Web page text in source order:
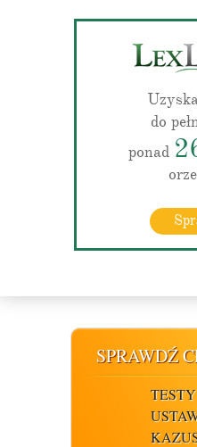
do
ponad
SPRAWDŹ
TESTY